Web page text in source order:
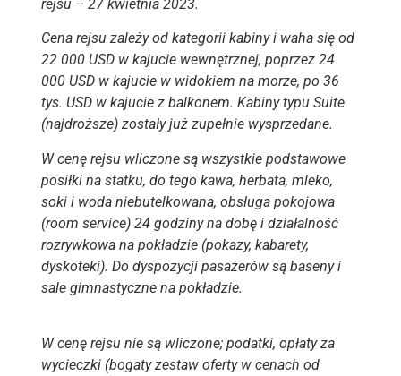
rejsu – 27 kwietnia 2023.
Cena rejsu zależy od kategorii kabiny i waha się od
22 000 USD w kajucie wewnętrznej, poprzez 24
000 USD w kajucie w widokiem na morze, po 36
tys. USD w kajucie z balkonem. Kabiny typu Suite
(najdroższe) zostały już zupełnie wysprzedane.
W cenę rejsu wliczone są wszystkie podstawowe
posiłki na statku, do tego kawa, herbata, mleko,
soki i woda niebutelkowana, obsługa pokojowa
(room service) 24 godziny na dobę i działalność
rozrywkowa na pokładzie (pokazy, kabarety,
dyskoteki). Do dyspozycji pasażerów są baseny i
sale gimnastyczne na pokładzie.
W cenę rejsu nie są wliczone; podatki, opłaty za
wycieczki (bogaty zestaw oferty w cenach od